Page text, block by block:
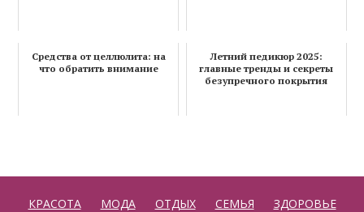
Средства от целлюлита: на
что обратить внимание
Летний педикюр 2025:
главные тренды и секреты
безупречного покрытия
КРАСОТА МОДА ОТДЫХ СЕМЬЯ
ЗДОРОВЬЕ